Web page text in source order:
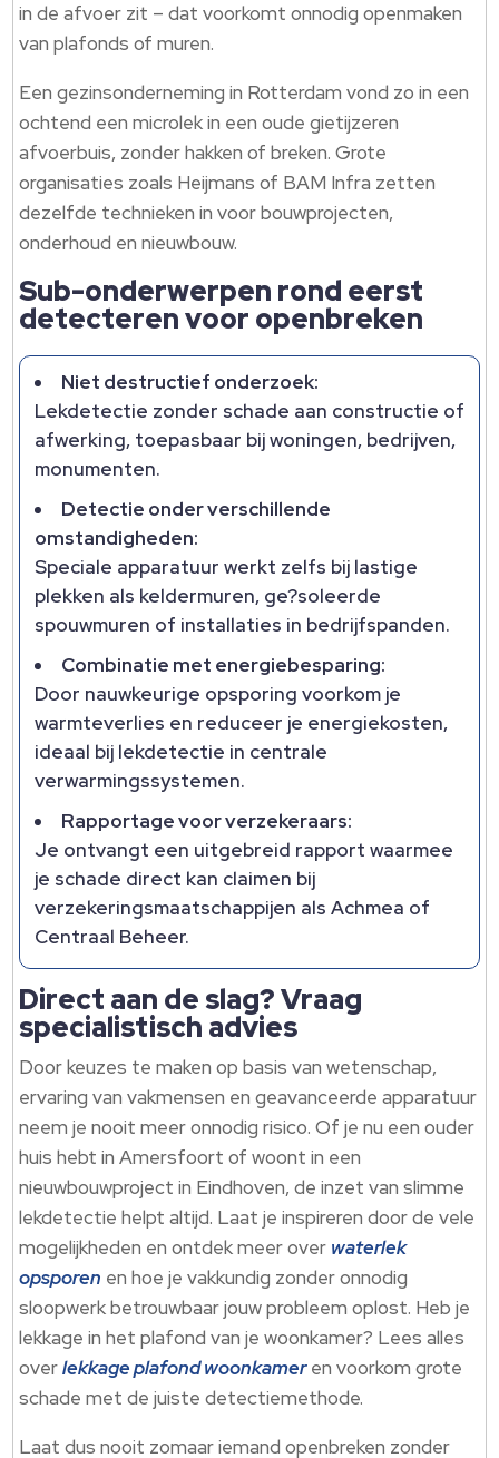
in de afvoer zit – dat voorkomt onnodig openmaken
van plafonds of muren.
Een gezinsonderneming in Rotterdam vond zo in een
ochtend een microlek in een oude gietijzeren
afvoerbuis, zonder hakken of breken. Grote
organisaties zoals Heijmans of BAM Infra zetten
dezelfde technieken in voor bouwprojecten,
onderhoud en nieuwbouw.
Sub-onderwerpen rond eerst
detecteren voor openbreken
Niet destructief onderzoek:
Lekdetectie zonder schade aan constructie of
afwerking, toepasbaar bij woningen, bedrijven,
monumenten.
Detectie onder verschillende
omstandigheden:
Speciale apparatuur werkt zelfs bij lastige
plekken als keldermuren, ge?soleerde
spouwmuren of installaties in bedrijfspanden.
Combinatie met energiebesparing:
Door nauwkeurige opsporing voorkom je
warmteverlies en reduceer je energiekosten,
ideaal bij lekdetectie in centrale
verwarmingssystemen.
Rapportage voor verzekeraars:
Je ontvangt een uitgebreid rapport waarmee
je schade direct kan claimen bij
verzekeringsmaatschappijen als Achmea of
Centraal Beheer.
Direct aan de slag? Vraag
specialistisch advies
Door keuzes te maken op basis van wetenschap,
ervaring van vakmensen en geavanceerde apparatuur
neem je nooit meer onnodig risico. Of je nu een ouder
huis hebt in Amersfoort of woont in een
nieuwbouwproject in Eindhoven, de inzet van slimme
lekdetectie helpt altijd. Laat je inspireren door de vele
mogelijkheden en ontdek meer over waterlek
opsporen en hoe je vakkundig zonder onnodig
sloopwerk betrouwbaar jouw probleem oplost. Heb je
lekkage in het plafond van je woonkamer? Lees alles
overlekkage plafond woonkameren voorkom grote
schade met de juiste detectiemethode.
Laat dus nooit zomaar iemand openbreken zonder